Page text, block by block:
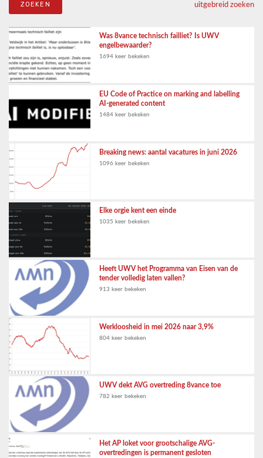
uitgebreid zoeken
Was 8vance technisch failliet? Is UWV
engelbewaarder?
1694 keer bekeken
EU Code of Practice on marking and labelling
AI-generated content
1484 keer bekeken
Breaking news: aantal vacatures in juni 2026
1096 keer bekeken
Elke orgie kent een einde
1035 keer bekeken
Heeft UWV het Programma van Eisen van de
tender volledig laten vallen?
913 keer bekeken
Werkloosheid in mei 2026 naar 3,9%
804 keer bekeken
UWV dekt AVG overtreding 8vance toe
782 keer bekeken
Het AP loket voor grootschalige AVG-
overtredingen is permanent gesloten